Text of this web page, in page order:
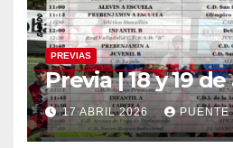
PREVIAS
Previa | 18 y 19
17 ABRIL 2026 PUENTE